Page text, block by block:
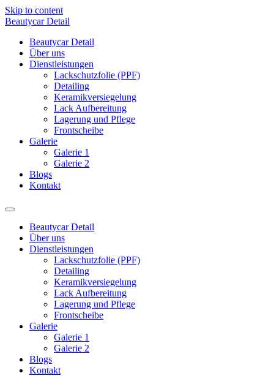
Skip to content
Beautycar Detail
Beautycar Detail
Über uns
Dienstleistungen
Lackschutzfolie (PPF)
Detailing
Keramikversiegelung
Lack Aufbereitung
Lagerung und Pflege
Frontscheibe
Galerie
Galerie 1
Galerie 2
Blogs
Kontakt
Beautycar Detail
Über uns
Dienstleistungen
Lackschutzfolie (PPF)
Detailing
Keramikversiegelung
Lack Aufbereitung
Lagerung und Pflege
Frontscheibe
Galerie
Galerie 1
Galerie 2
Blogs
Kontakt